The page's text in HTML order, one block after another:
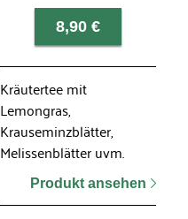
8,90 €
Kräutertee mit
Lemongras,
Krauseminzblätter,
Melissenblätter uvm.
Produkt ansehen